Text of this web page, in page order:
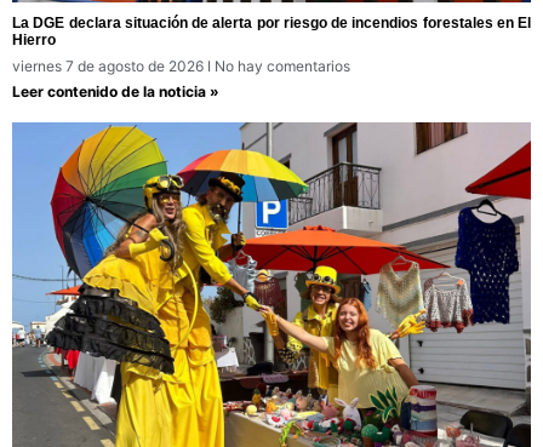
La DGE declara situación de alerta por riesgo de incendios forestales en El
Hierro
viernes 7 de agosto de 2026
No hay comentarios
Leer contenido de la noticia »